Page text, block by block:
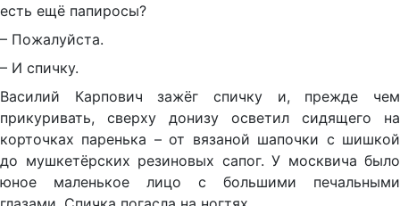
есть ещё папиросы?
– Пожалуйста.
– И спичку.
Василий Карпович зажёг спичку и, прежде чем
прикуривать, сверху донизу осветил сидящего на
корточках паренька – от вязаной шапочки с шишкой
до мушкетёрских резиновых сапог. У москвича было
юное маленькое лицо с большими печальными